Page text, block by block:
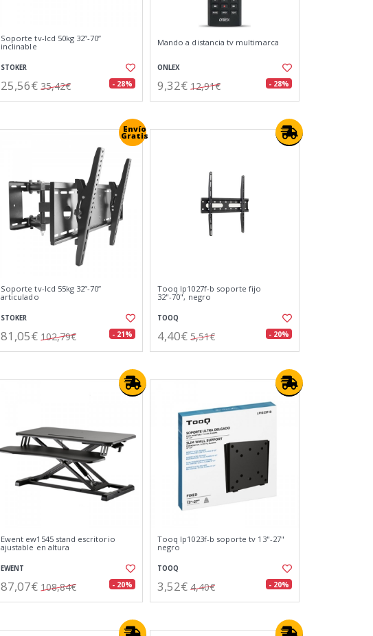
Soporte tv-lcd 50kg 32”-70”
inclinable
STOKER
25,56€ 35,42€ - 28%
Mando a distancia tv multimarca
ONLEX
9,32€ 12,91€ - 28%
Envío
Gratis
Soporte tv-lcd 55kg 32”-70”
articulado
STOKER
81,05€ 102,79€ - 21%
Tooq lp1027f-b soporte fijo
32"-70", negro
TOOQ
4,40€ 5,51€ - 20%
Ewent ew1545 stand escritorio
ajustable en altura
EWENT
87,07€ 108,84€ - 20%
Tooq lp1023f-b soporte tv 13"-27"
negro
TOOQ
3,52€ 4,40€ - 20%